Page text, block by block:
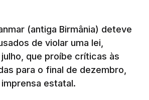
(antiga Birmânia) deteve
de violar uma lei,
que proíbe críticas às
para o final de dezembro,
estatal.